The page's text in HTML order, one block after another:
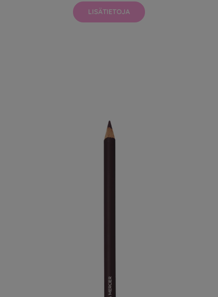
LISÄTIETOJA